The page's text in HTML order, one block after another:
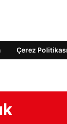
Çerez Politikası